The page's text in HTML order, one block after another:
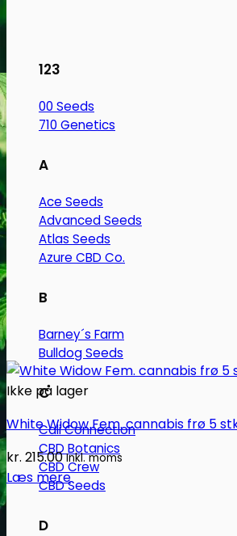
123
00 Seeds
710 Genetics
A
Ace Seeds
Advanced Seeds
Atlas Seeds
Azure CBD Co.
B
Barney´s Farm
Bulldog Seeds
C
Cali Connection
CBD Botanics
CBD Crew
CBD Seeds
D
Ikke på lager
White Widow Fem. cannabis frø 5
kr. 215.00 Inkl. moms
Læs mere